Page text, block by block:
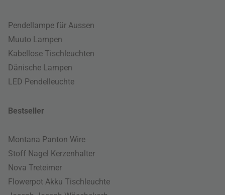
Pendellampe für Aussen
Muuto Lampen
Kabellose Tischleuchten
Dänische Lampen
LED Pendelleuchte
Bestseller
Montana Panton Wire
Stoff Nagel Kerzenhalter
Nova Treteimer
Flowerpot Akku Tischleuchte